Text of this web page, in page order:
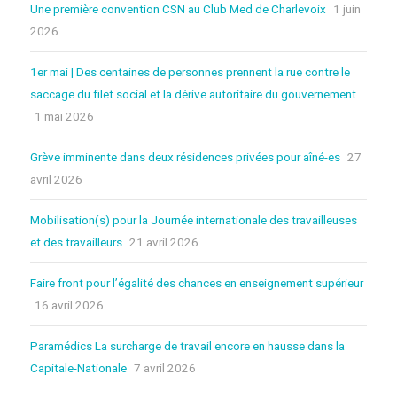
Une première convention CSN au Club Med de Charlevoix
1 juin
2026
1er mai | Des centaines de personnes prennent la rue contre le
saccage du filet social et la dérive autoritaire du gouvernement
1 mai 2026
Grève imminente dans deux résidences privées pour aîné-es 27
avril 2026
Mobilisation(s) pour la Journée internationale des travailleuses
et des travailleurs 21 avril 2026
Faire front pour l’égalité des chances en enseignement supérieur
16 avril 2026
Paramédics La surcharge de travail encore en hausse dans la
Capitale-Nationale 7 avril 2026